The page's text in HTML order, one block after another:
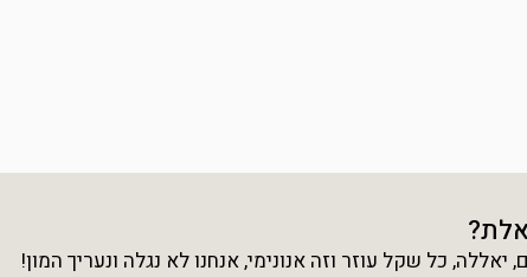
כל שקל עוזר וזה אנונימי, אנחנו לא נגלה ונעריך המון!